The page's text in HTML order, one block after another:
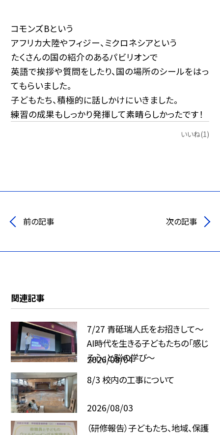
コモンズBという
アフリカ大陸やフィジー、ミクロネシアという
たくさんの国の紹介のあるパビリオンで
英語で挨拶や質問をしたり、国の場所のシールをはっ
てもらいました。
子どもたち、積極的に話しかけにいきました。
練習の成果もしっかり発揮して素晴らしかったです！
いいね(1)
前の記事 次の記事
関連記事
7/27 青砥瑞人氏をお招きして〜
AI時代を生きる子どもたちの「感じ
る心」と脳の学び〜
2026/08/04
8/3 校内の工事について
2026/08/03
（研修報告）子どもたち、地域、保護